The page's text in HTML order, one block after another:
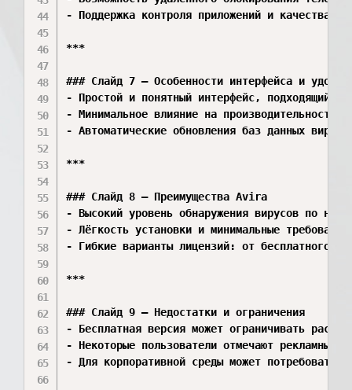
- Поддержка контроля приложений и качества
***
### Слайд 7 — Особенности интерфейса и
- Простой и понятный интерфейс, подходящий
- Минимальное влияние на
- Автоматические обновления баз данных
***
### Слайд 8 — Преимущества Avira
- Высокий уровень обнаружения вирусов по
- Лёгкость установки и минимальные
- Гибкие варианты лицензий: от бесплатного
***
### Слайд 9 — Недостатки и ограничения
- Бесплатная версия может ограничивать
- Некоторые пользователи отмечают
- Для корпоративной среды может